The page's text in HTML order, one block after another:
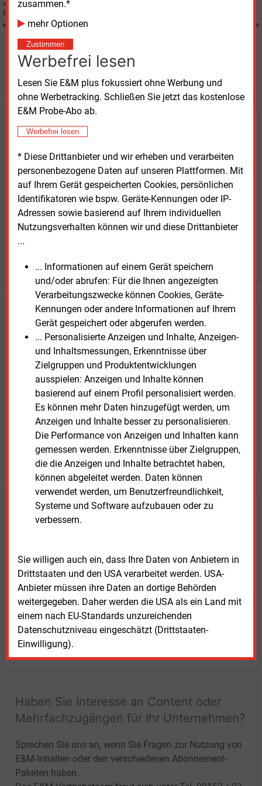
zusammen.*
mehr Optionen
Zustimmen
Werbefrei lesen
Lesen Sie E&M plus fokussiert ohne Werbung und
ohne Werbetracking. Schließen Sie jetzt das kostenlose
E&M Probe-Abo ab.
Werbefrei lesen
* Diese Drittanbieter und wir erheben und verarbeiten
personenbezogene Daten auf unseren Plattformen. Mit
auf Ihrem Gerät gespeicherten Cookies, persönlichen
Identifikatoren wie bspw. Geräte-Kennungen oder IP-
Adressen sowie basierend auf Ihrem individuellen
Nutzungsverhalten können wir und diese Drittanbieter
...
... Informationen auf einem Gerät speichern
und/oder abrufen: Für die Ihnen angezeigten
Verarbeitungszwecke können Cookies, Geräte-
Kennungen oder andere Informationen auf Ihrem
Gerät gespeichert oder abgerufen werden.
... Personalisierte Anzeigen und Inhalte, Anzeigen-
und Inhaltsmessungen, Erkenntnisse über
Zielgruppen und Produktentwicklungen
ausspielen: Anzeigen und Inhalte können
basierend auf einem Profil personalisiert werden.
Es können mehr Daten hinzugefügt werden, um
Anzeigen und Inhalte besser zu personalisieren.
Die Performance von Anzeigen und Inhalten kann
gemessen werden. Erkenntnisse über Zielgruppen,
die die Anzeigen und Inhalte betrachtet haben,
können abgeleitet werden. Daten können
verwendet werden, um Benutzerfreundlichkeit,
Systeme und Software aufzubauen oder zu
verbessern.
Sie willigen auch ein, dass Ihre Daten von Anbietern in
Drittstaaten und den USA verarbeitet werden. USA-
Anbieter müssen ihre Daten an dortige Behörden
weitergegeben. Daher werden die USA als ein Land mit
einem nach EU-Standards unzureichenden
Datenschutzniveau eingeschätzt (Drittstaaten-
Einwilligung).
von 140.000 MW möglich. So die Prognose des Analysehauses Energy
Brainpool in einer Studie im Auftrag der EWS.
Möchten Sie diese und
weitere Nachrichten lesen?
Kaufen Sie den Artikel
erhalten Sie sofort diesen redaktionellen Beitrag für
nur €8.93
Testen SieE&M
kostenlos und
unverbindlich
Zwei Wochen kostenfreier Zugang
Zugang auf stündlich aktualisierte Nachrichten mit
Prognose- und Marktdaten
+ einmal täglich E&M daily
+ zwei Ausgaben der Zeitung E&M
ohne automatische Verlängerung
JETZT KOSTENLOS TESTEN
Login für Kunden
LOGIN
Haben Sie Interesse an Content oder
Mehrfachzugängen für Ihr Unternehmen?
Sprechen Sie uns an, wenn Sie Fragen zur Nutzung von
E&M-Inhalten oder den verschiedenen Abonnement-
Paketen haben.